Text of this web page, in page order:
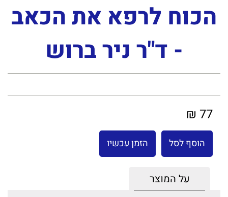
הכוח לרפא את הכאב
- ד"ר ניר ברוש
77 ₪
הוסף לסל הזמן עכשיו
על המוצר